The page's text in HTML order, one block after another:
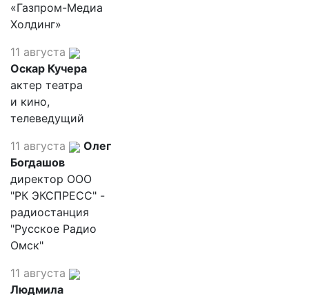
«Газпром-Медиа
Холдинг»
11 августа
Оскар Кучера
актер театра
и кино,
телеведущий
11 августа
Олег
Богдашов
директор ООО
"РК ЭКСПРЕСС" -
радиостанция
"Русское Радио
Омск"
11 августа
Людмила